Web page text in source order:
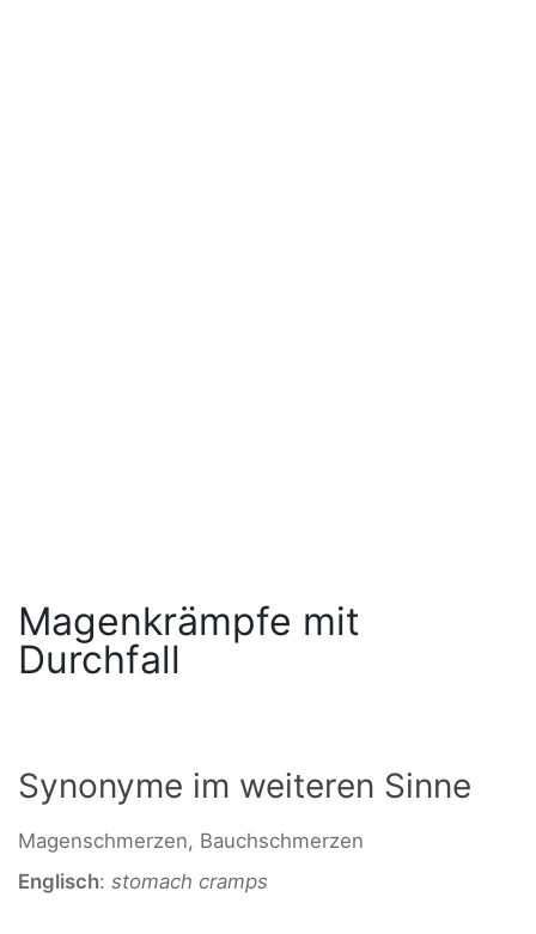
Magenkrämpfe mit
Durchfall
Synonyme im weiteren Sinne
Magenschmerzen, Bauchschmerzen
Englisch: stomach cramps